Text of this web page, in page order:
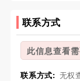
联系方式
此信息查看
联系方式: 无权